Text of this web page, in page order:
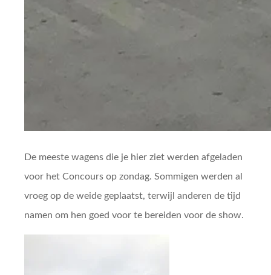
De meeste wagens die je hier ziet werden afgeladen
voor het Concours op zondag. Sommigen werden al
vroeg op de weide geplaatst, terwijl anderen de tijd
namen om hen goed voor te bereiden voor de show.